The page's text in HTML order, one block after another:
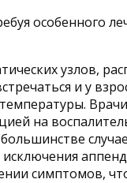
особенного
узлов,
и у
на
симптомов,